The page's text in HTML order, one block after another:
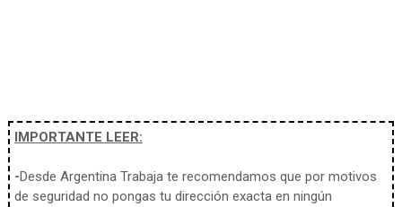
IMPORTANTE LEER:
-Desde Argentina Trabaja te recomendamos que por motivos
de seguridad no pongas tu dirección exacta en ningún